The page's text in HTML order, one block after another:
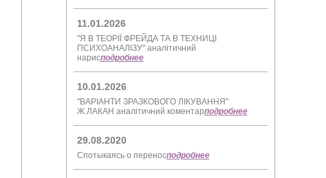
11.01.2026
"Я В ТЕОРІЇ ФРЕЙДА ТА В ТЕХНИЦІ
ПСИХОАНАЛІЗУ" аналітичний
нарисподробнее
10.01.2026
"ВАРІАНТИ ЗРАЗКОВОГО ЛІКУВАННЯ"
Ж.ЛАКАН аналітичний коментарподробнее
29.08.2020
Спотыкаясь о переносподробнее